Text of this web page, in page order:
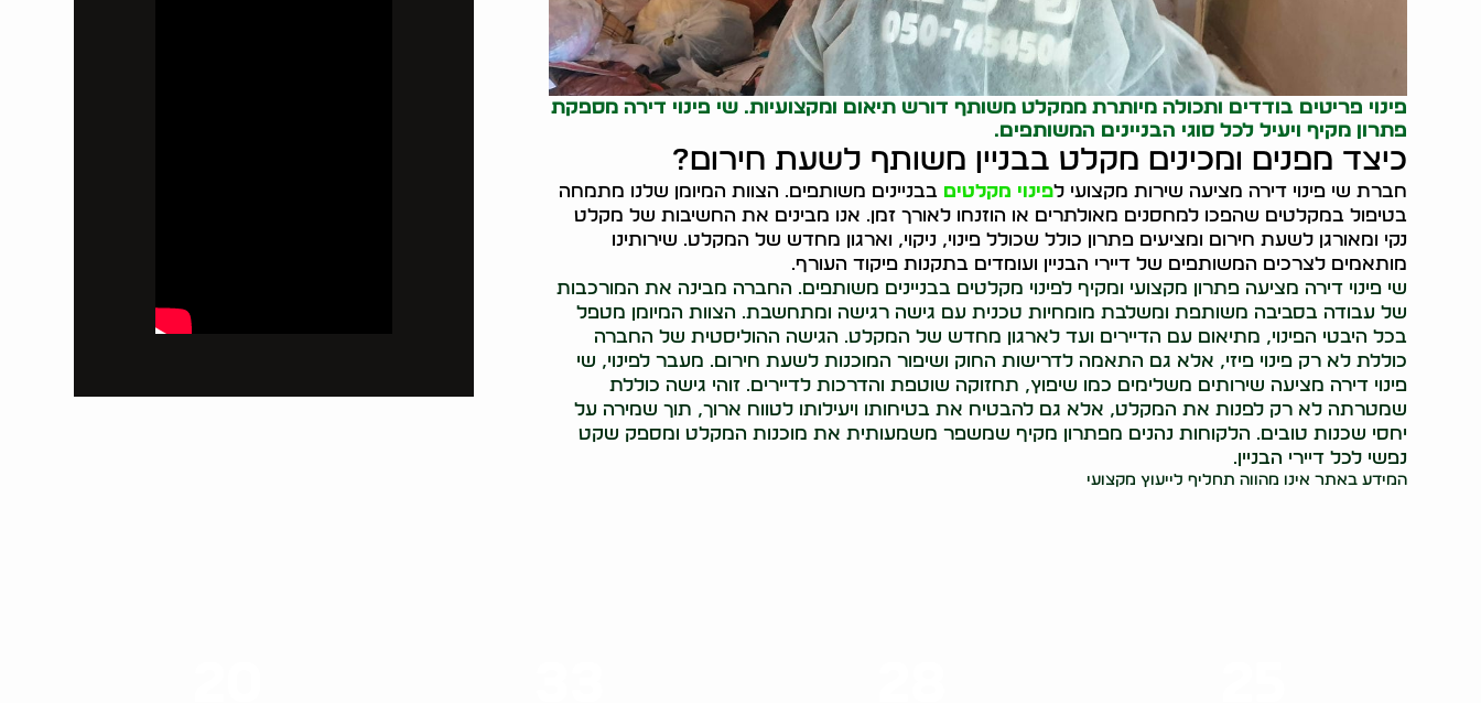
פינוי פריטים בודדים ותכולה מיותרת ממקלט משותף דורש תיאום ומקצועיות. שי פינוי דירה מספקת
פתרון מקיף ויעיל לכל סוגי הבניינים המשותפים.
כיצד מפנים ומכינים מקלט בבניין משותף לשעת חירום?
חברת שי פינוי דירה מציעה שירות מקצועי לפינוי מקלטים בבניינים משותפים. הצוות המיומן שלנו מתמחה
בטיפול במקלטים שהפכו למחסנים מאולתרים או הוזנחו לאורך זמן. אנו מבינים את החשיבות של מקלט
נקי ומאורגן לשעת חירום ומציעים פתרון כולל שכולל פינוי, ניקוי, וארגון מחדש של המקלט. שירותינו
מותאמים לצרכים המשותפים של דיירי הבניין ועומדים בתקנות פיקוד העורף.
שי פינוי דירה מציעה פתרון מקצועי ומקיף לפינוי מקלטים בבניינים משותפים. החברה מבינה את המורכבות
של עבודה בסביבה משותפת ומשלבת מומחיות טכנית עם גישה רגישה ומתחשבת. הצוות המיומן מטפל
בכל היבטי הפינוי, מתיאום עם הדיירים ועד לארגון מחדש של המקלט. הגישה ההוליסטית של החברה
כוללת לא רק פינוי פיזי, אלא גם התאמה לדרישות החוק ושיפור המוכנות לשעת חירום. מעבר לפינוי, שי
פינוי דירה מציעה שירותים משלימים כמו שיפוץ, תחזוקה שוטפת והדרכות לדיירים. זוהי גישה כוללת
שמטרתה לא רק לפנות את המקלט, אלא גם להבטיח את בטיחותו ויעילותו לטווח ארוך, תוך שמירה על
יחסי שכנות טובים. הלקוחות נהנים מפתרון מקיף שמשפר משמעותית את מוכנות המקלט ומספק שקט
נפשי לכל דיירי הבניין.
המידע באתר אינו מהווה תחליף לייעוץ מקצועי